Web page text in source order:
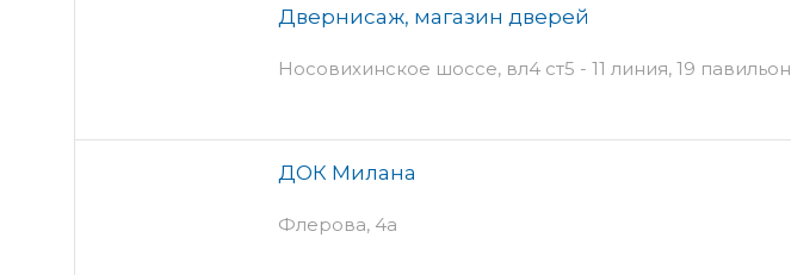
Двернисаж, магазин дверей
Носовихинское шоссе, вл4 ст5 - 11 линия, 19 павильон
ДОК Милана
Флерова, 4а